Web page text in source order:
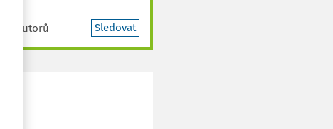
9 autorů Sledovat